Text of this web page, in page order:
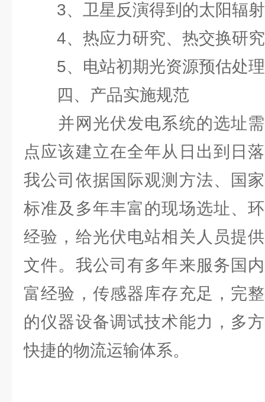
3、卫星反演得到的太阳辐射
4、热应力研究、热交换研究
5、电站初期光资源预估处理
四、产品实施规范
并网光伏发电系统的选址需
点应该建立在全年从日出到日
我公司依据国际观测方法、国
标准及多年丰富的现场选址、
经验，给光伏电站相关人员提
文件。我公司有多年来服务国
富经验，传感器库存充足，完
的仪器设备调试技术能力，多
快捷的物流运输体系。